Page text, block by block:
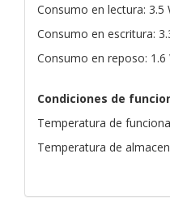
Consumo en lectura: 3.5
Consumo en escritura:
Consumo en reposo: 1.6
Condiciones de
Temperatura de
Temperatura de